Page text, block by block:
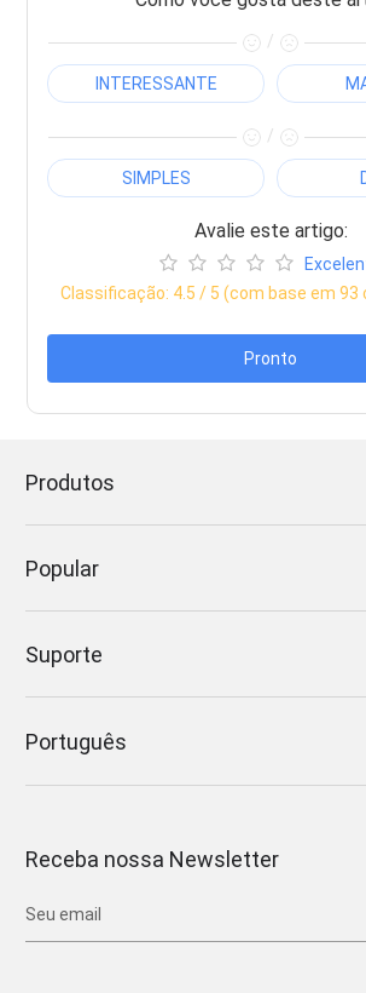
/
INTERESSANTE
/
SIMPLES
Avalie este artigo:
Classificação: 4.5 / 5 (com base em 93
Pronto
Produtos
Popular
Suporte
Português
Receba nossa Newsletter